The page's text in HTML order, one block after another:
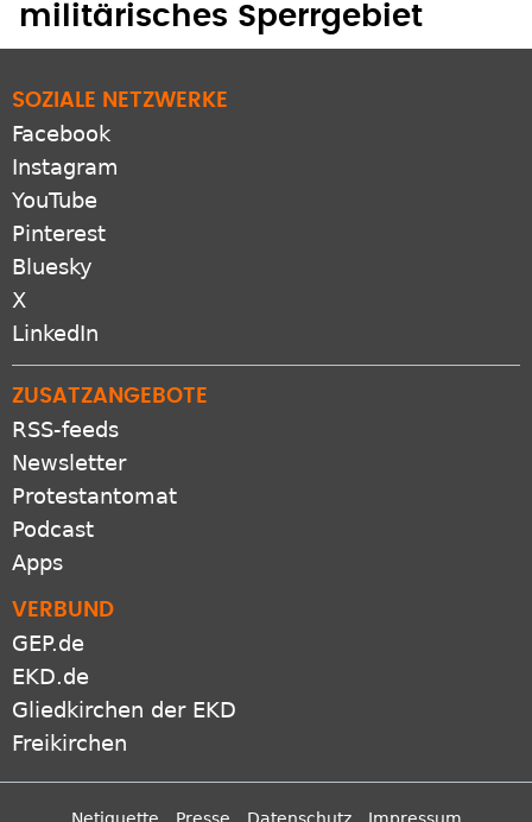
militärisches Sperrgebiet
SOZIALE NETZWERKE
Facebook
Instagram
YouTube
Pinterest
Bluesky
X
LinkedIn
ZUSATZANGEBOTE
RSS-feeds
Newsletter
Protestantomat
Podcast
Apps
VERBUND
GEP.de
EKD.de
Gliedkirchen der EKD
Freikirchen